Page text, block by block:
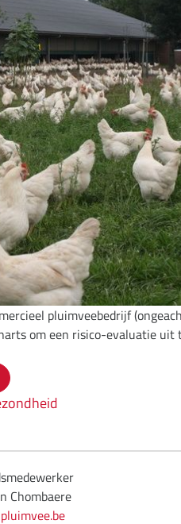
pluimveebedrijf
om een risico-evaluatie uit
Chombaere